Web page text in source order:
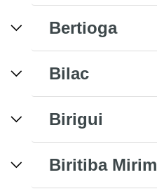
Bertioga
Bilac
Birigui
Biritiba Mirim